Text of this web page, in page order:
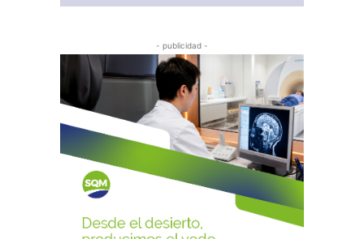
- publicidad -